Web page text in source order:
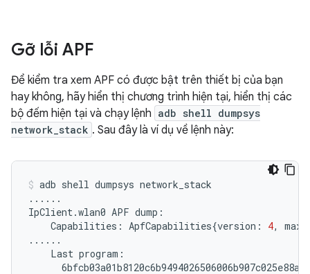
Gỡ lỗi APF
Để kiểm tra xem APF có được bật trên thiết bị của bạn
hay không, hãy hiển thị chương trình hiện tại, hiển thị các
bộ đếm hiện tại và chạy lệnh adb shell dumpsys
network_stack . Sau đây là ví dụ về lệnh này:
adb shell dumpsys network_stack
......
IpClient.wlan0 APF
Capabilities: ApfCapabilities{version: 4,
Last